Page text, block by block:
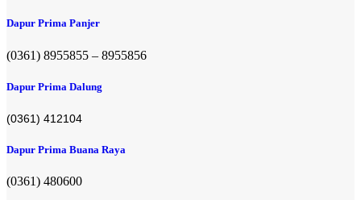
Dapur Prima Panjer
(0361) 8955855 – 8955856​
Dapur Prima Dalung
(0361) 412104
Dapur Prima Buana Raya
(0361) 480600